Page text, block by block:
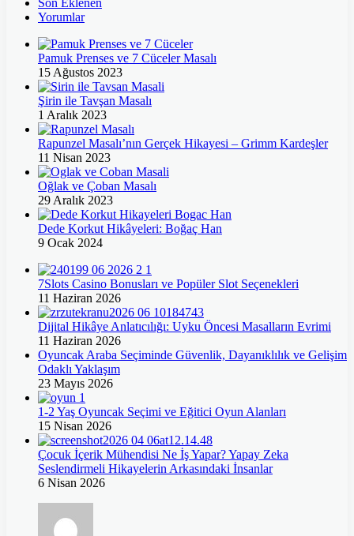
Son Eklenen
Yorumlar
Pamuk Prenses ve 7 Cüceler Masalı
15 Ağustos 2023
Şirin ile Tavşan Masalı
1 Aralık 2023
Rapunzel Masalı’nın Gerçek Hikayesi – Grimm Kardeşler
11 Nisan 2023
Oğlak ve Çoban Masalı
29 Aralık 2023
Dede Korkut Hikâyeleri: Boğaç Han
9 Ocak 2024
7Slots Casino Bonusları ve Popüler Slot Seçenekleri
11 Haziran 2026
Dijital Hikâye Anlatıcılığı: Uyku Öncesi Masalların Evrimi
11 Haziran 2026
Oyuncak Araba Seçiminde Güvenlik, Dayanıklılık ve Gelişim
Odaklı Yaklaşım
23 Mayıs 2026
1-2 Yaş Oyuncak Seçimi ve Eğitici Oyun Alanları
15 Nisan 2026
Çocuk İçerik Mühendisi Ne İş Yapar? Yapay Zeka
Seslendirmeli Hikayelerin Arkasındaki İnsanlar
6 Nisan 2026